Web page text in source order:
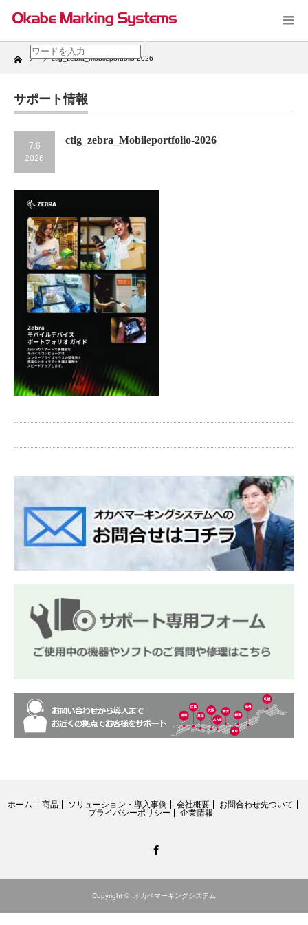
Home ctlg_zebra_Mobileportfolio-2026
サポート情報
7.6
2026
ctlg_zebra_Mobileportfolio-2026
ホーム 商品 ソリューション・導入事例 会社概要
お問合わせ先ついて
プライバシーポリシー
企業情報
Copyright © オカベマーキングシステム